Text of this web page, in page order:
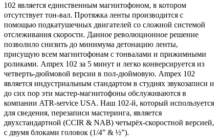
102 является единственным магнитофоном, в котором
отсутствует тон-вал. Протяжка ленты производится с
помощью подкатушечных двигателей со сложной системой
отслеживания скорости. Данное революционное решение
позволило снизить до минимума детонацию ленты,
присущую всем магнитофонам с тонвалами и прижимными
роликами. Ampex 102 за 5 минут и легко конверсируется из
четверть-дюймовой версии в пол-дюймовую. Ampex 102
является индустриальным стандартом в студиях звукозаписи и
до сих пор эти мастер-магнитофоны обслуживаются в
компании ATR-service USA. Наш 102-й, который используется
для сведения, перезаписи мастеринга, является
двухстандартной (CCIR & NAB) четырёх-скоростной версией,
с двумя блоками головок (1/4” & ½”).